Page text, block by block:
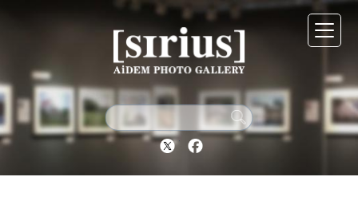
Twitter Facebook
シリウスについて
展示スケジュール